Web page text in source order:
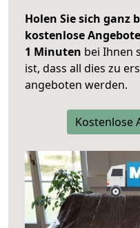
Holen Sie sich ganz
kostenlose Angebote
1 Minuten bei Ihnen
ist, dass all dies zu
angeboten werden.
Kostenlose